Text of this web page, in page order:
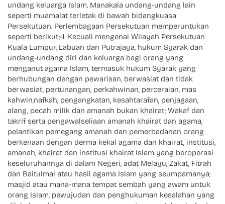
undang keluarga Islam. Manakala undang-undang lain
seperti muamalat terletak di bawah bidangkuasa
Persekutuan. Perlembagaan Persekutuan memperuntukan
seperti berikut;-1. Kecuali mengenai Wilayah Persekutuan
Kuala Lumpur, Labuan dan Putrajaya, hukum Syarak dan
undang-undang diri dan keluarga bagi orang yang
menganut agama Islam, termasuk hukum Syarak yang
berhubungan dengan pewarisan, berwasiat dan tidak
berwasiat, pertunangan, perkahwinan, perceraian, mas
kahwin,nafkah, pengangkatan, kesahtarafan, penjagaan,
alang, pecah milik dan amanah bukan khairat; Wakaf dan
takrif serta pengawalseliaan amanah khairat dan agama,
pelantikan pemegang amanah dan pemerbadanan orang
berkenaan dengan derma kekal agama dan khairat, institusi,
amanah, khairat dan institusi khairat Islam yang beroperasi
keseluruhannya di dalam Negeri; adat Melayu; Zakat, Fitrah
dan Baitulmal atau hasil agama Islam yang seumpamanya;
masjid atau mana-mana tempat sembah yang awam untuk
orang Islam, pewujudan dan penghukuman kesalahan yang